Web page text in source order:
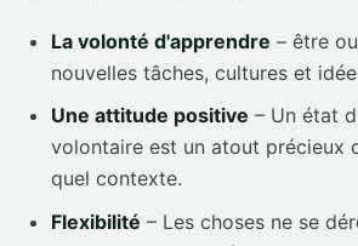
La volonté d'apprendre – être
nouvelles tâches, cultures et
Une attitude positive – Un état
volontaire est un atout précieux
quel contexte.
Flexibilité – Les choses ne se